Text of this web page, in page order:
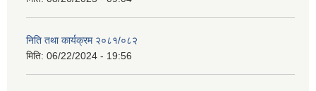
निति तथा कार्यक्रम २०८१/०८२
मिति: 06/22/2024 - 19:56